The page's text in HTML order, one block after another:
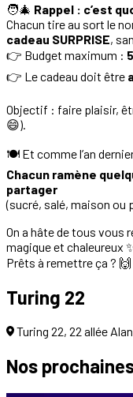
🧑‍🎄 Rappel : c’est
Chacun tire au sort le
cadeau SURPRISE,
👉 Budget maximum :
👉 Le cadeau doit être
Objectif : faire plaisir,
😄).
🍽️ Et comme l’an
Chacun ramène
partager
(sucré, salé, maison ou
On a hâte de tous vous
magique et chaleureux
Prêts à remettre ça ? 🙌
Turing 22
Turing 22, 22 allée
Nos